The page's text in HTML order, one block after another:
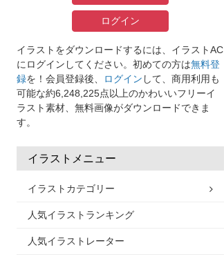
ログイン
イラストをダウンロードするには、イラストAC
にログインしてください。初めての方は無料登
録を！会員登録後、 ログイン して、商用利用も
可能な約6,248,225点以上のかわいいフリーイ
ラスト素材、無料画像がダウンロードできま
す。
イラストメニュー
イラストカテゴリー
人気イラストランキング
人気イラストレーター